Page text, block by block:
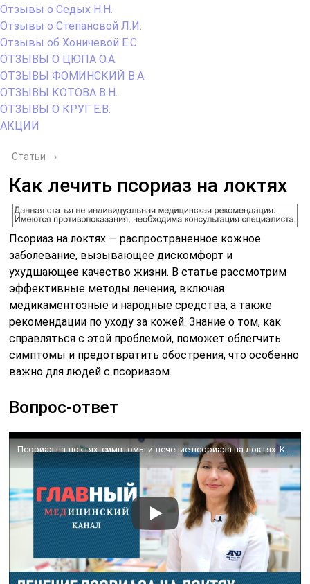
Отзывы о Седых Н.Н.
Отзывы о Степановой Л.И.
Отзывы об Хоничевой Е.С.
ОТЗЫВЫ О ЦЮПА О.А.
ОТЗЫВЫ ФОМИНСКИЙ В.А.
ОТЗЫВЫ КОТОВА В.Н.
ОТЗЫВЫ О КРУГ Е.В.
АКЦИИ
Статьи ›
Как лечить псориаз на локтях
Псориаз на локтях — распространенное кожное
заболевание, вызывающее дискомфорт и
ухудшающее качество жизни. В статье рассмотрим
эффективные методы лечения, включая
медикаментозные и народные средства, а также
рекомендации по уходу за кожей. Знание о том, как
справляться с этой проблемой, поможет облегчить
симптомы и предотвратить обострения, что особенно
важно для людей с псориазом.
Вопрос-ответ
Псориаз на локтях: симптомы и лечение псориаза на локтях. Как и чем лечить псориаз локтей